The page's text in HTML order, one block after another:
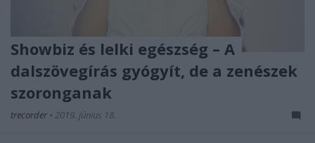
Showbiz és lelki egészség – A
dalszövegírás gyógyít, de a zenészek
szoronganak
trecorder • 2019. június 18.